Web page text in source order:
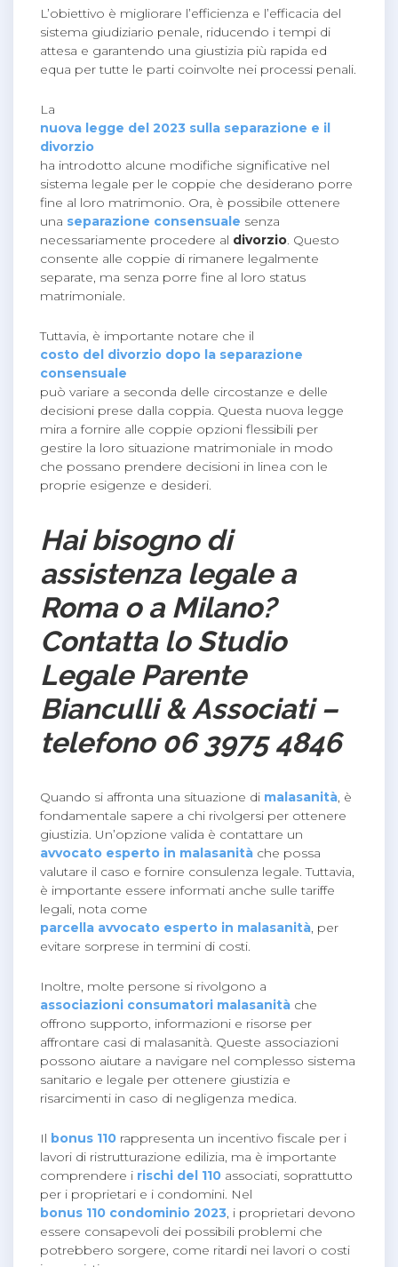
L’obiettivo è migliorare l’efficienza e l’efficacia del
sistema giudiziario penale, riducendo i tempi di
attesa e garantendo una giustizia più rapida ed
equa per tutte le parti coinvolte nei processi penali.
La
nuova legge del 2023 sulla separazione e il
divorzio
ha introdotto alcune modifiche significative nel
sistema legale per le coppie che desiderano porre
fine al loro matrimonio. Ora, è possibile ottenere
una separazione consensuale senza
necessariamente procedere al divorzio. Questo
consente alle coppie di rimanere legalmente
separate, ma senza porre fine al loro status
matrimoniale.
Tuttavia, è importante notare che il
costo del divorzio dopo la separazione
consensuale
può variare a seconda delle circostanze e delle
decisioni prese dalla coppia. Questa nuova legge
mira a fornire alle coppie opzioni flessibili per
gestire la loro situazione matrimoniale in modo
che possano prendere decisioni in linea con le
proprie esigenze e desideri.
Hai bisogno di
assistenza legale a
Roma o a Milano?
Contatta lo Studio
Legale Parente
Bianculli & Associati –
telefono 06 3975 4846
Quando si affronta una situazione di malasanità, è
fondamentale sapere a chi rivolgersi per ottenere
giustizia. Un’opzione valida è contattare un
avvocato esperto in malasanità che possa
valutare il caso e fornire consulenza legale. Tuttavia,
è importante essere informati anche sulle tariffe
legali, nota come
parcella avvocato esperto in malasanità, per
evitare sorprese in termini di costi.
Inoltre, molte persone si rivolgono a
associazioni consumatori malasanità che
offrono supporto, informazioni e risorse per
affrontare casi di malasanità. Queste associazioni
possono aiutare a navigare nel complesso sistema
sanitario e legale per ottenere giustizia e
risarcimenti in caso di negligenza medica.
Il bonus 110 rappresenta un incentivo fiscale per i
lavori di ristrutturazione edilizia, ma è importante
comprendere i rischi del 110 associati, soprattutto
per i proprietari e i condomini. Nel
bonus 110 condominio 2023, i proprietari devono
essere consapevoli dei possibili problemi che
potrebbero sorgere, come ritardi nei lavori o costi